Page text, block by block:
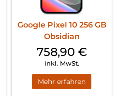
Google Pixel 10 256 GB
Obsidian
758,90 €
inkl. MwSt.
Mehr erfahren